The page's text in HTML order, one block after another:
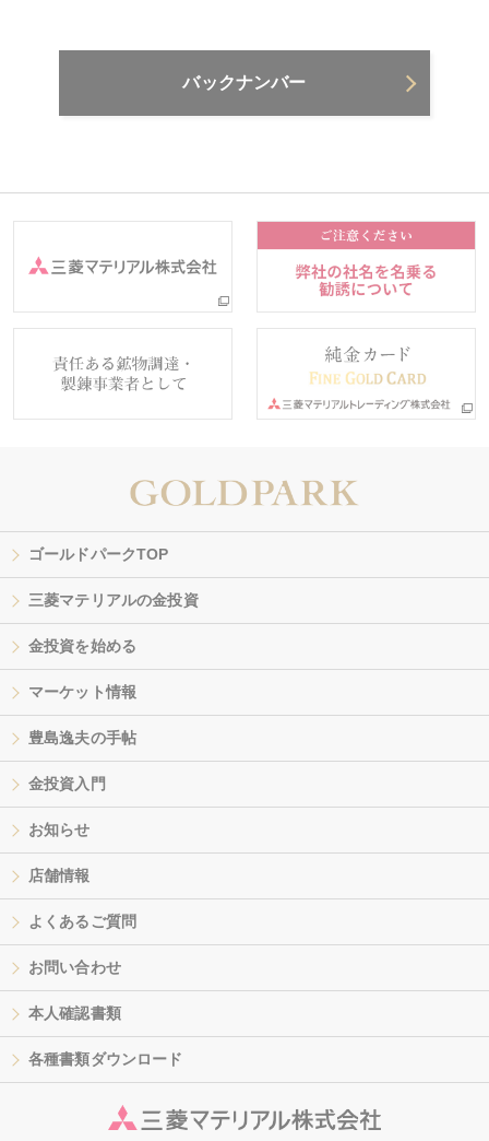
バックナンバー
ゴールドパークTOP
三菱マテリアルの金投資
金投資を始める
マーケット情報
豊島逸夫の手帖
金投資入門
お知らせ
店舗情報
よくあるご質問
お問い合わせ
本人確認書類
各種書類ダウンロード